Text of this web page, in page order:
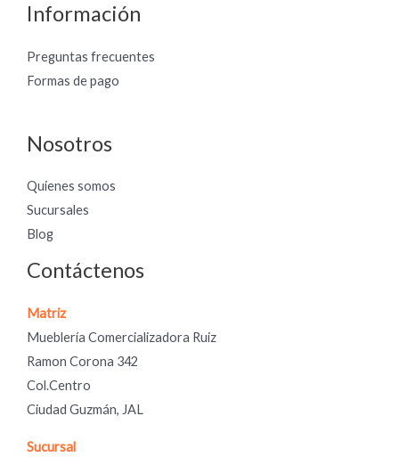
Información
Preguntas frecuentes
Formas de pago
Nosotros
Quienes somos
Sucursales
Blog
Contáctenos
Matriz
Mueblería Comercializadora Ruiz
Ramon Corona 342
Col.Centro
Ciudad Guzmán, JAL
Sucursal